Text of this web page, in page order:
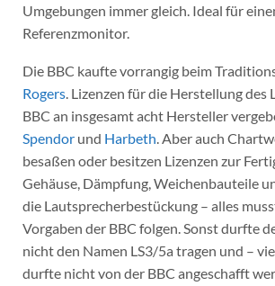
Umgebungen immer gleich. Ideal für
Referenzmonitor.
Die BBC kaufte vorrangig beim
Rogers. Lizenzen für die Herstellung des
BBC an insgesamt acht Hersteller
Spendorund Harbeth. Aber auch
besaßen oder besitzen Lizenzen zur
Gehäuse, Dämpfung, Weichenbauteile
die Lautsprecherbestückung – alles
Vorgaben der BBC folgen. Sonst durfte
nicht den Namen LS3/5a tragen und –
durfte nicht von der BBC angeschafft